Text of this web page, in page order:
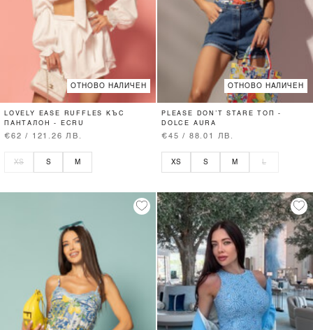
ОТНОВО НАЛИЧЕН
LOVELY EASE RUFFLES КЪС
ПАНТАЛОН - ECRU
€62 / 121.26 ЛВ.
XS S M
ОТНОВО НАЛИЧЕН
PLEASE DON’T STARE ТОП -
DOLCE AURA
€45 / 88.01 ЛВ.
XS S M L